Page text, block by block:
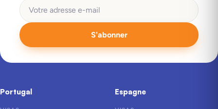
S'abonner
Portugal Espagne